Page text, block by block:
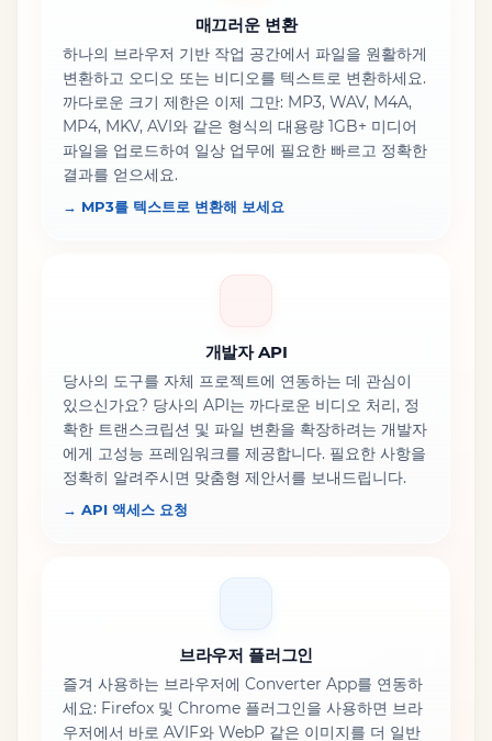
매끄러운 변환
하나의 브라우저 기반 작업 공간에서 파일을 원활하게
변환하고 오디오 또는 비디오를 텍스트로 변환하세요.
까다로운 크기 제한은 이제 그만: MP3, WAV, M4A,
MP4, MKV, AVI와 같은 형식의 대용량 1GB+ 미디어
파일을 업로드하여 일상 업무에 필요한 빠르고 정확한
결과를 얻으세요.
→ MP3를 텍스트로 변환해 보세요
개발자 API
당사의 도구를 자체 프로젝트에 연동하는 데 관심이
있으신가요? 당사의 API는 까다로운 비디오 처리, 정
확한 트랜스크립션 및 파일 변환을 확장하려는 개발자
에게 고성능 프레임워크를 제공합니다. 필요한 사항을
정확히 알려주시면 맞춤형 제안서를 보내드립니다.
→ API 액세스 요청
브라우저 플러그인
즐겨 사용하는 브라우저에 Converter App를 연동하
세요: Firefox 및 Chrome 플러그인을 사용하면 브라
우저에서 바로 AVIF와 WebP 같은 이미지를 더 일반